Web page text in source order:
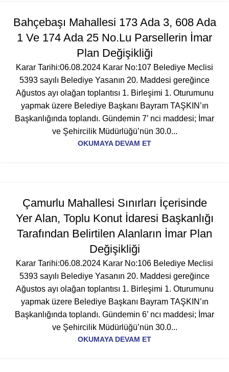
Bahçebaşı Mahallesi 173 Ada 3, 608 Ada
1 Ve 174 Ada 25 No.Lu Parsellerin İmar
Plan Değişikliği
Karar Tarihi:06.08.2024 Karar No:107 Belediye Meclisi
5393 sayılı Belediye Yasanın 20. Maddesi gereğince
Ağustos ayı olağan toplantısı 1. Birleşimi 1. Oturumunu
yapmak üzere Belediye Başkanı Bayram TAŞKIN’ın
Başkanlığında toplandı. Gündemin 7’ nci maddesi; İmar
ve Şehircilik Müdürlüğü’nün 30.0...
OKUMAYA DEVAM ET
Çamurlu Mahallesi Sınırları İçerisinde
Yer Alan, Toplu Konut İdaresi Başkanlığı
Tarafından Belirtilen Alanların İmar Plan
Değişikliği
Karar Tarihi:06.08.2024 Karar No:106 Belediye Meclisi
5393 sayılı Belediye Yasanın 20. Maddesi gereğince
Ağustos ayı olağan toplantısı 1. Birleşimi 1. Oturumunu
yapmak üzere Belediye Başkanı Bayram TAŞKIN’ın
Başkanlığında toplandı. Gündemin 6’ ncı maddesi; İmar
ve Şehircilik Müdürlüğü’nün 30.0...
OKUMAYA DEVAM ET